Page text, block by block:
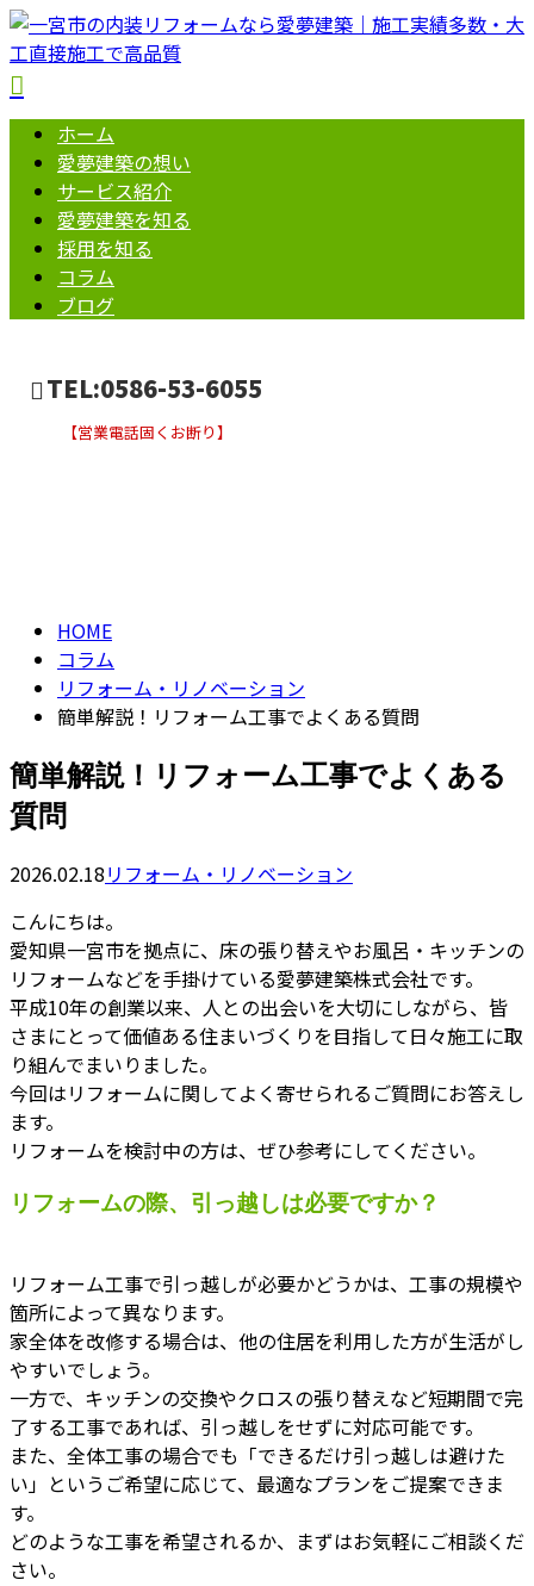
ホーム
愛夢建築の想い
サービス紹介
愛夢建築を知る
採用を知る
コラム
ブログ
TEL:0586-53-6055
【営業電話固くお断り】
HOME
コラム
リフォーム・リノベーション
簡単解説！リフォーム工事でよくある質問
簡単解説！リフォーム工事でよくある
質問
2026.02.18リフォーム・リノベーション
こんにちは。
愛知県一宮市を拠点に、床の張り替えやお風呂・キッチンの
リフォームなどを手掛けている愛夢建築株式会社です。
平成10年の創業以来、人との出会いを大切にしながら、皆
さまにとって価値ある住まいづくりを目指して日々施工に取
り組んでまいりました。
今回はリフォームに関してよく寄せられるご質問にお答えし
ます。
リフォームを検討中の方は、ぜひ参考にしてください。
リフォームの際、引っ越しは必要ですか？
リフォーム工事で引っ越しが必要かどうかは、工事の規模や
箇所によって異なります。
家全体を改修する場合は、他の住居を利用した方が生活がし
やすいでしょう。
一方で、キッチンの交換やクロスの張り替えなど短期間で完
了する工事であれば、引っ越しをせずに対応可能です。
また、全体工事の場合でも「できるだけ引っ越しは避けた
い」というご希望に応じて、最適なプランをご提案できま
す。
どのような工事を希望されるか、まずはお気軽にご相談くだ
さい。